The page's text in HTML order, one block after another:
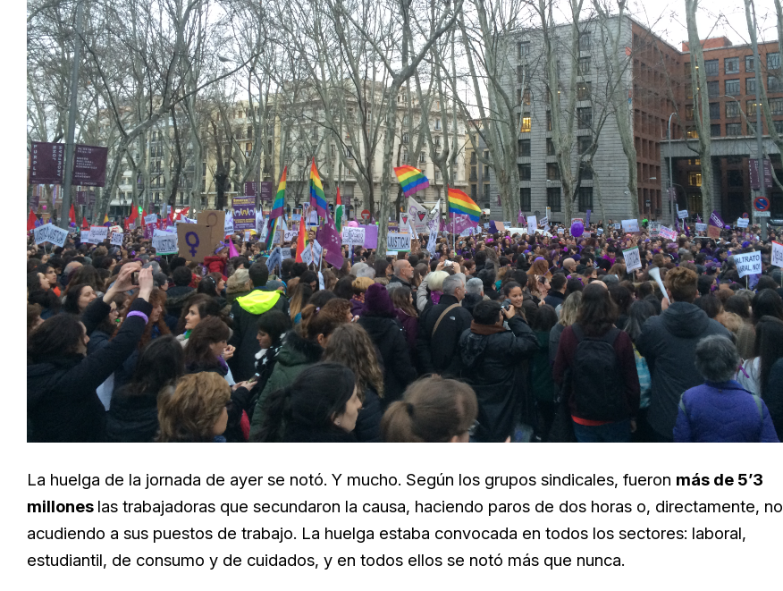
La huelga de la jornada de ayer se notó. Y mucho. Según los grupos sindicales, fueron más de 5’3
millones las trabajadoras que secundaron la causa, haciendo paros de dos horas o, directamente, no
acudiendo a sus puestos de trabajo. La huelga estaba convocada en todos los sectores: laboral,
estudiantil, de consumo y de cuidados, y en todos ellos se notó más que nunca.